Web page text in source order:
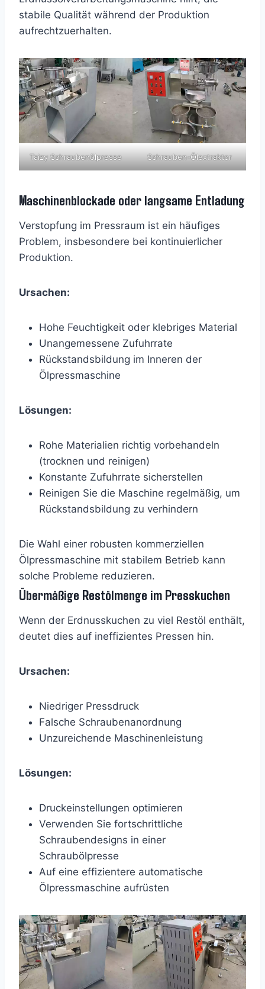
stabile Qualität während der Produktion
aufrechtzuerhalten.
Taizy Schraubenölpresse Schrauben-Ölextraktor
Maschinenblockade oder langsame Entladung
Verstopfung im Pressraum ist ein häufiges
Problem, insbesondere bei kontinuierlicher
Produktion.
Ursachen:
Hohe Feuchtigkeit oder klebriges Material
Unangemessene Zufuhrrate
Rückstandsbildung im Inneren der
Ölpressmaschine
Lösungen:
Rohe Materialien richtig vorbehandeln
(trocknen und reinigen)
Konstante Zufuhrrate sicherstellen
Reinigen Sie die Maschine regelmäßig, um
Rückstandsbildung zu verhindern
Die Wahl einer robusten kommerziellen
Ölpressmaschine mit stabilem Betrieb kann
solche Probleme reduzieren.
Übermäßige Restölmenge im Presskuchen
Wenn der Erdnusskuchen zu viel Restöl enthält,
deutet dies auf ineffizientes Pressen hin.
Ursachen:
Niedriger Pressdruck
Falsche Schraubenanordnung
Unzureichende Maschinenleistung
Lösungen:
Druckeinstellungen optimieren
Verwenden Sie fortschrittliche
Schraubendesigns in einer
Schraubölpresse
Auf eine effizientere automatische
Ölpressmaschine aufrüsten